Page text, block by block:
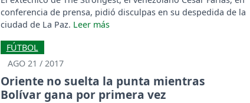
conferencia de prensa, pidió disculpas en su despedida de la
ciudad de La Paz.
FÚTBOL
AGO 21 / 2017
Oriente no suelta la punta mientras
Bolívar gana por primera vez